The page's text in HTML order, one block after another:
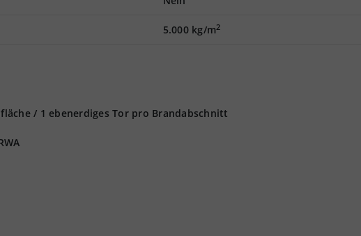
5.000 kg/m2
/ 1 ebenerdiges Tor pro Brandabschnitt